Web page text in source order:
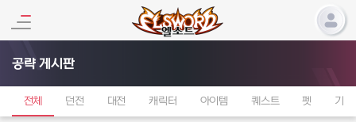
공략 게시판
전체 던전 대전 캐릭터 아이템 퀘스트 펫 기타